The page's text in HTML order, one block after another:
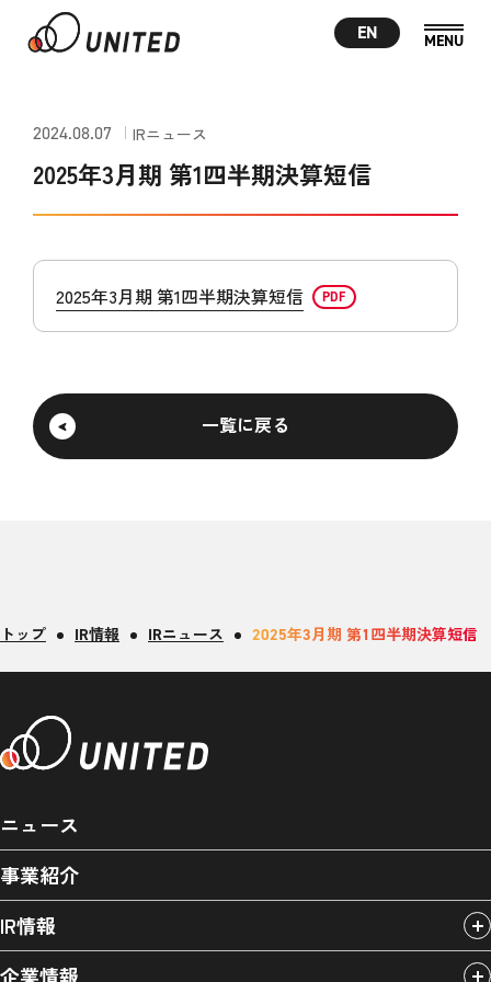
EN
2024.08.07 IRニュース
2025年3月期 第1四半期決算短信
2025年3月期 第1四半期決算短信
一覧に戻る
トップ IR情報 IRニュース 2025年3月期 第1四半期決算短信
ニュース
事業紹介
IR情報
企業情報